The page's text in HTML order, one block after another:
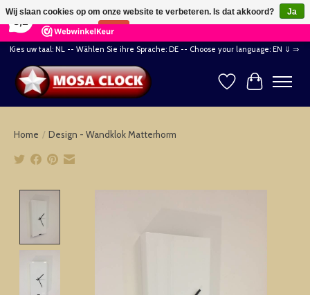
164 Reviews ×
Kies uw taal: NL -- Wählen Sie ihre Sprache: DE -- Choose your language: EN ⇓ ⇒
Verlanglijst
Home / Design - Wandklok Matterhorm
Wij slaan cookies op om onze website te verbeteren. Is dat akkoord?
Ja
Nee